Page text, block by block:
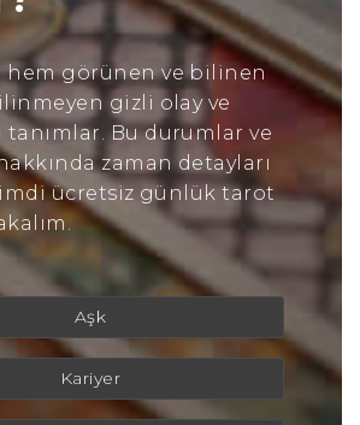
hem görünen ve bilinen
gizli olay ve
tanımlar. Bu durumlar ve
zaman detayları
ücretsiz günlük tarot
Aşk
Kariyer